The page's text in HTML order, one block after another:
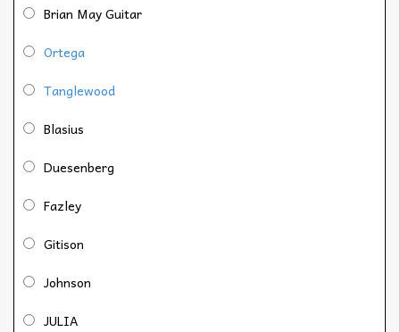
Brian May Guitar
Ortega
Tanglewood
Blasius
Duesenberg
Fazley
Gitison
Johnson
JULIA